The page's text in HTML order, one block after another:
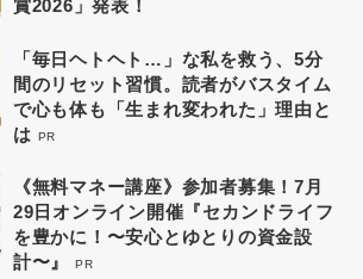
賞2026」発表！
「毎日ヘトヘト…」な私を救う、5分
間のリセット習慣。読者がバスタイム
で心も体も「生まれ変われた」理由と
は PR
《無料マネー講座》参加者募集！7月
29日オンライン開催『セカンドライフ
を豊かに！〜安心とゆとりの資金設
計〜』
PR